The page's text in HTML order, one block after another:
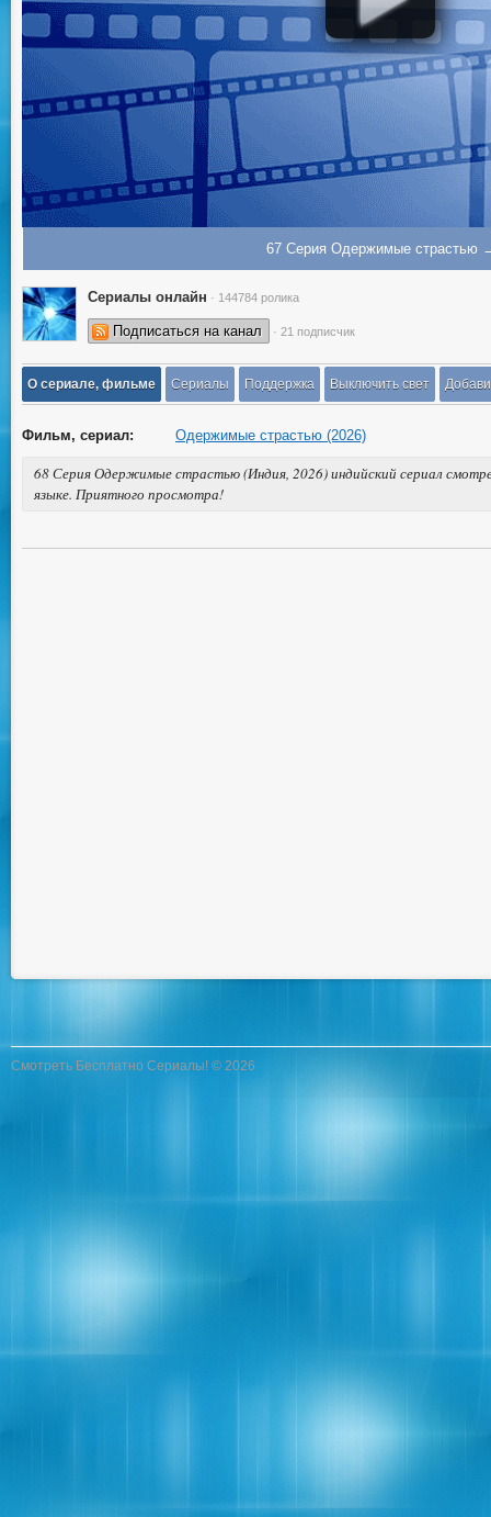
67 Серия Одержимые страстью
Сериалы онлайн · 144784 ролика
Подписаться на канал · 21 подписчик
О сериале, фильме Сериалы Поддержка Выключить свет
Фильм, сериал: Одержимые страстью (2026)
68 Серия Одержимые страстью (Индия, 2026) индийский сериал
языке. Приятного просмотра!
Смотреть Бесплатно Сериалы! © 2026